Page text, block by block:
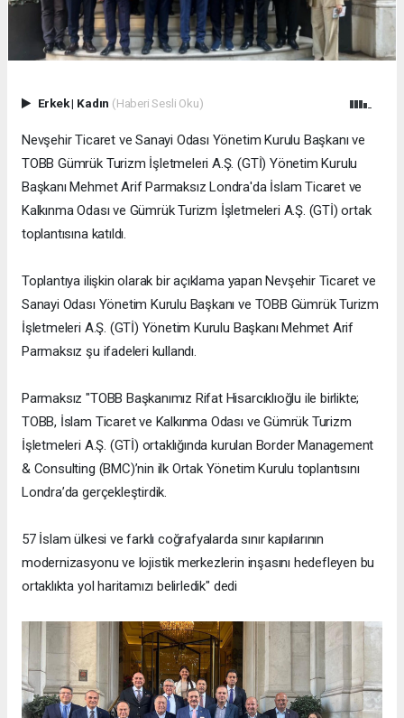
Erkek| Kadın (Haberi Sesli Oku)
Nevşehir Ticaret ve Sanayi Odası Yönetim Kurulu Başkanı ve
TOBB Gümrük Turizm İşletmeleri A.Ş. (GTİ) Yönetim Kurulu
Başkanı Mehmet Arif Parmaksız Londra'da İslam Ticaret ve
Kalkınma Odası ve Gümrük Turizm İşletmeleri A.Ş. (GTİ) ortak
toplantısına katıldı.
Toplantıya ilişkin olarak bir açıklama yapan Nevşehir Ticaret ve
Sanayi Odası Yönetim Kurulu Başkanı ve TOBB Gümrük Turizm
İşletmeleri A.Ş. (GTİ) Yönetim Kurulu Başkanı Mehmet Arif
Parmaksız şu ifadeleri kullandı.
Parmaksız "TOBB Başkanımız Rifat Hisarcıklıoğlu ile birlikte;
TOBB, İslam Ticaret ve Kalkınma Odası ve Gümrük Turizm
İşletmeleri A.Ş. (GTİ) ortaklığında kurulan Border Management
& Consulting (BMC)’nin ilk Ortak Yönetim Kurulu toplantısını
Londra’da gerçekleştirdik.
57 İslam ülkesi ve farklı coğrafyalarda sınır kapılarının
modernizasyonu ve lojistik merkezlerin inşasını hedefleyen bu
ortaklıkta yol haritamızı belirledik" dedi